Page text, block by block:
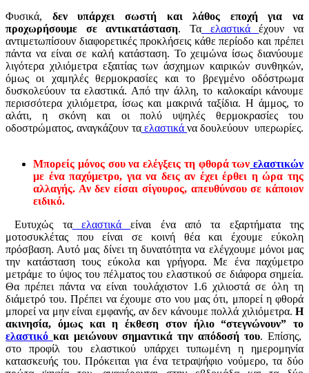
Φυσικά, δεν υπάρχει σωστή και λάθος εποχή για να
προχωρήσουμε σε αντικατάσταση. Τα ελαστικάέχουν να
αντιμετωπίσουν διαφορετικές προκλήσεις κάθε περίοδο και πρέπει
πάντα να είναι σε καλή κατάσταση. Το χειμώνα ίσως διανύουμε
λιγότερα χιλιόμετρα εξαιτίας των άσχημων καιρικών συνθηκών,
όμως οι χαμηλές θερμοκρασίες και το βρεγμένο οδόστρωμα
δυσκολεύουν τα ελαστικά. Από την άλλη, το καλοκαίρι κάνουμε
περισσότερα χιλιόμετρα, ίσως και μακρινά ταξίδια. Η άμμος, το
αλάτι, η σκόνη και οι πολύ υψηλές θερμοκρασίες του
οδοστρώματος, αναγκάζουν ταελαστικάνα δουλεύουν υπερωρίες.
Μπορείς μόνος σου να ελέγξεις τη φθορά των ελαστικών
με ένα παχύμετρο, για να δεις αν έχει έρθει η ώρα της
αλλαγής. Αν δεν είσαι σίγουρος, απευθύνσου σε κάποιον
ειδικό.
Ευτυχώς ταελαστικάείναι ένα από τα εξαρτήματα της
μοτοσυκλέτας που είναι σε κοινή θέα και έχουμε εύκολη
πρόσβαση. Αυτό μας δίνει τη δυνατότητα να ελέγχουμε μόνοι μας
την κατάσταση τους εύκολα και γρήγορα. Με ένα παχύμετρο
μετράμε το ύψος του πέλματος του ελαστικού σε διάφορα σημεία.
Θα πρέπει πάντα να είναι τουλάχιστον 1.6 χιλιοστά σε όλη τη
διάμετρό του. Πρέπει να έχουμε στο νου μας ότι, μπορεί η φθορά
μπορεί να μην είναι εμφανής, αν δεν κάνουμε πολλά χιλιόμετρα. Η
ακινησία, όμως και η έκθεση στον ήλιο “στεγνώνουν” το
ελαστικό και μειώνουν σημαντικά την απόδοσή του. Επίσης,
στο προφίλ του ελαστικού υπάρχει τυπωμένη η ημερομηνία
κατασκευής του. Πρόκειται για ένα τετραψήφιο νούμερο, τα δύο